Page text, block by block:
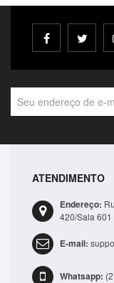
ATENDIMENTO
Endereço:
420/Sala 601
E-mail:
Whatsapp: